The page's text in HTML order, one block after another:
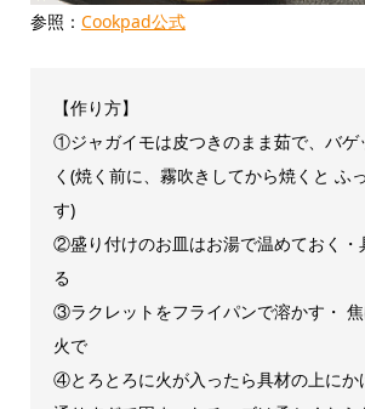
参照： Cookpad公式
【作り方】
①ジャガイモは皮つきのまま茹で、バゲ
く(焼く前に、霧吹きしてから焼くと ふ
す)
②盛り付けのお皿はお湯で温めておく・
る
③ラクレットをフライパンで溶かす・
火で
④とろとろに火が入ったら具材の上にか